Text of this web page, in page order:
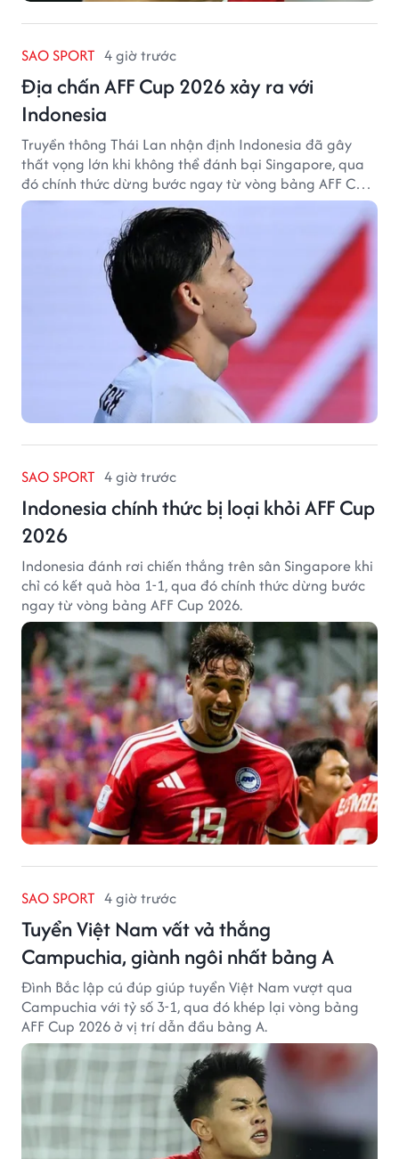
SAO SPORT 4 giờ trước
Địa chấn AFF Cup 2026 xảy ra với
Indonesia
Truyền thông Thái Lan nhận định Indonesia đã gây
thất vọng lớn khi không thể đánh bại Singapore, qua
đó chính thức dừng bước ngay từ vòng bảng AFF Cup
2026.
SAO SPORT 4 giờ trước
Indonesia chính thức bị loại khỏi AFF Cup
2026
Indonesia đánh rơi chiến thắng trên sân Singapore khi
chỉ có kết quả hòa 1-1, qua đó chính thức dừng bước
ngay từ vòng bảng AFF Cup 2026.
SAO SPORT 4 giờ trước
Tuyển Việt Nam vất vả thắng
Campuchia, giành ngôi nhất bảng A
Đình Bắc lập cú đúp giúp tuyển Việt Nam vượt qua
Campuchia với tỷ số 3-1, qua đó khép lại vòng bảng
AFF Cup 2026 ở vị trí dẫn đầu bảng A.